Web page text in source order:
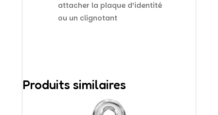
attacher la plaque d’identité
ou un clignotant
Produits similaires